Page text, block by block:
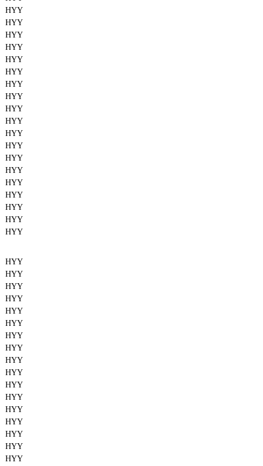
HYY
HYY
HYY
HYY
HYY
HYY
HYY
HYY
HYY
HYY
HYY
HYY
HYY
HYY
HYY
HYY
HYY
HYY
HYY
HYY
HYY
HYY
HYY
HYY
HYY
HYY
HYY
HYY
HYY
HYY
HYY
HYY
HYY
HYY
HYY
HYY